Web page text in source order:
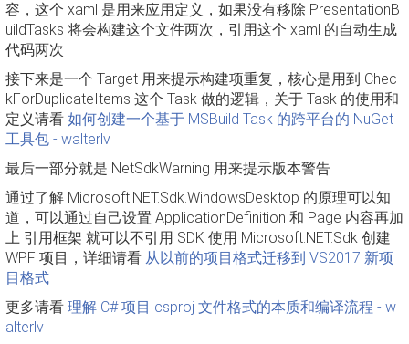
容，这个 xaml 是用来应用定义，如果没有移除 PresentationB
uildTasks 将会构建这个文件两次，引用这个 xaml 的自动生成
代码两次
接下来是一个 Target 用来提示构建项重复，核心是用到 Chec
kForDuplicateItems 这个 Task 做的逻辑，关于 Task 的使用和
定义请看 如何创建一个基于 MSBuild Task 的跨平台的 NuGet
工具包 - walterlv
最后一部分就是 NetSdkWarning 用来提示版本警告
通过了解 Microsoft.NET.Sdk.WindowsDesktop 的原理可以知
道，可以通过自己设置 ApplicationDefinition 和 Page 内容再加
上 引用框架 就可以不引用 SDK 使用 Microsoft.NET.Sdk 创建
WPF 项目，详细请看 从以前的项目格式迁移到 VS2017 新项
目格式
更多请看 理解 C# 项目 csproj 文件格式的本质和编译流程 - w
alterlv